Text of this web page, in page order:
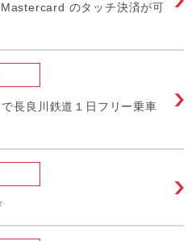
のタッチ決済が可
長良川鉄道１日フリー乗車